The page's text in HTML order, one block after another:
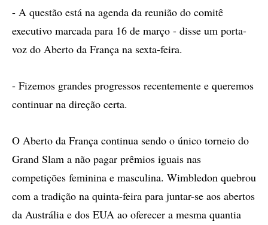
- A questão está na agenda da reunião do comitê
executivo marcada para 16 de março - disse um porta-
voz do Aberto da França na sexta-feira.
- Fizemos grandes progressos recentemente e queremos
continuar na direção certa.
O Aberto da França continua sendo o único torneio do
Grand Slam a não pagar prêmios iguais nas
competições feminina e masculina. Wimbledon quebrou
com a tradição na quinta-feira para juntar-se aos abertos
da Austrália e dos EUA ao oferecer a mesma quantia